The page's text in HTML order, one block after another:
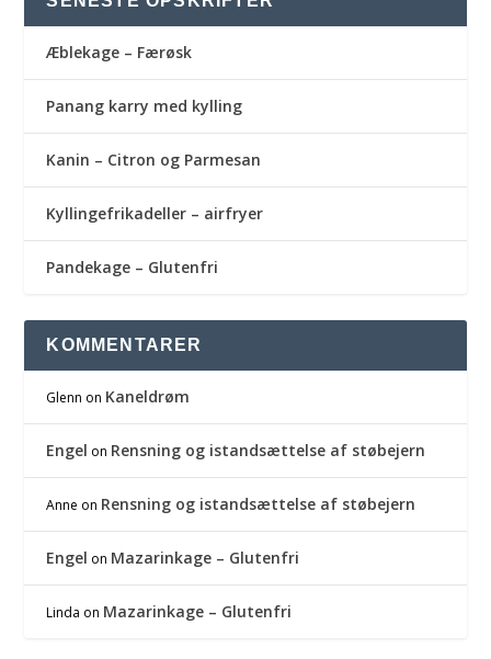
Æblekage – Færøsk
Panang karry med kylling
Kanin – Citron og Parmesan
Kyllingefrikadeller – airfryer
Pandekage – Glutenfri
KOMMENTARER
Glenn on Kaneldrøm
Engel on Rensning og istandsættelse af støbejern
Anne on Rensning og istandsættelse af støbejern
Engel on Mazarinkage – Glutenfri
Linda on Mazarinkage – Glutenfri